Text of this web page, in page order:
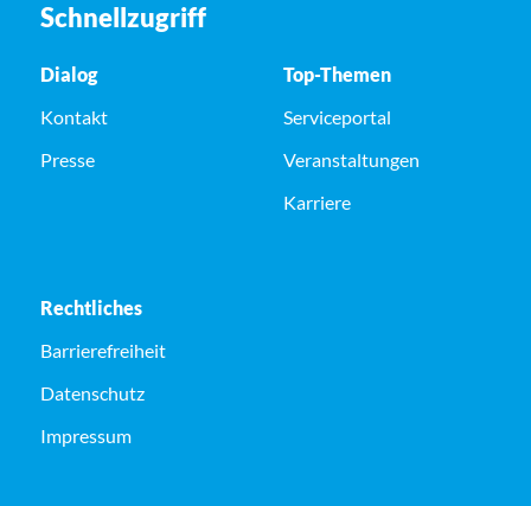
Schnellzugriff
Dialog
Kontakt
Presse
Top-Themen
Serviceportal
Veranstaltungen
Karriere
Rechtliches
Barrierefreiheit
Datenschutz
Impressum